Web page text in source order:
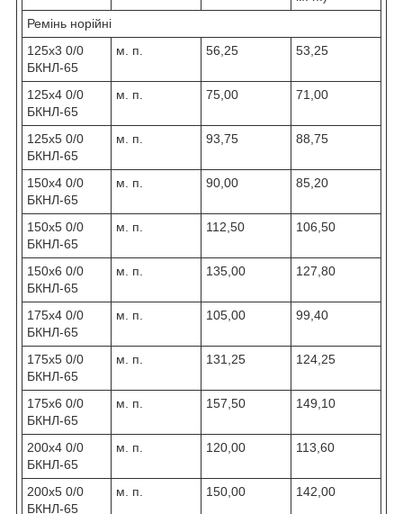
Ремінь норійні
125х3 0/0
БКНЛ-65
м. п. 56,25 53,25
125х4 0/0
БКНЛ-65
м. п. 75,00 71,00
125х5 0/0
БКНЛ-65
м. п. 93,75 88,75
150х4 0/0
БКНЛ-65
м. п. 90,00 85,20
150х5 0/0
БКНЛ-65
м. п. 112,50 106,50
150x6 0/0
БКНЛ-65
м. п. 135,00 127,80
175х4 0/0
БКНЛ-65
м. п. 105,00 99,40
175х5 0/0
БКНЛ-65
м. п. 131,25 124,25
175х6 0/0
БКНЛ-65
м. п. 157,50 149,10
200х4 0/0
БКНЛ-65
м. п. 120,00 113,60
200х5 0/0
БКНЛ-65
м. п. 150,00 142,00